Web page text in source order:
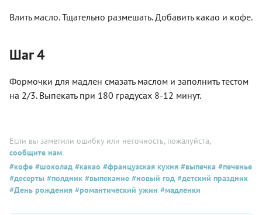
Влить масло. Тщательно размешать. Добавить какао и кофе.
Шаг 4
Формочки для мадлен смазать маслом и заполнить тестом
на 2/3. Выпекать при 180 градусах 8-12 минут.
Если вы заметили ошибку или неточность, пожалуйста,
сообщите нам.
#кофе #шоколад #какао #французская кухня #выпечка #печенье
#десерты #полдник #выпекание #новый год #детский праздник
#День рождения #романтический ужин #мадленки